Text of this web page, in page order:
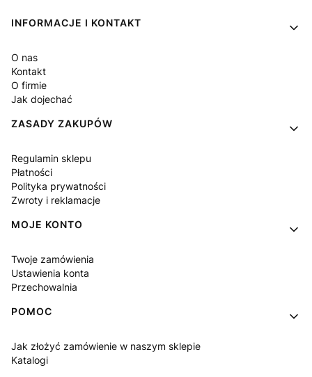
Linki w stopce
INFORMACJE I KONTAKT
O nas
Kontakt
O firmie
Jak dojechać
ZASADY ZAKUPÓW
Regulamin sklepu
Płatności
Polityka prywatności
Zwroty i reklamacje
MOJE KONTO
Twoje zamówienia
Ustawienia konta
Przechowalnia
POMOC
Jak złożyć zamówienie w naszym sklepie
Katalogi